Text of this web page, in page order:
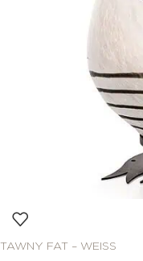
TAWNY FAT – WEISS